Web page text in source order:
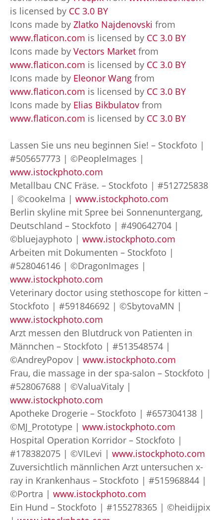
is licensed by CC 3.0 BY
Icons made by Zlatko Najdenovski from
www.flaticon.com is licensed by CC 3.0 BY
Icons made by Vectors Market from
www.flaticon.com is licensed by CC 3.0 BY
Icons made by Eleonor Wang from
www.flaticon.com is licensed by CC 3.0 BY
Icons made by Elias Bikbulatov from
www.flaticon.com is licensed by CC 3.0 BY
Lassen Sie uns neu beginnen Sie! – Stockfoto |
#505657773 | ©PeopleImages |
www.istockphoto.com
Metallbau CNC Fräse. – Stockfoto | #512725838
| ©cookelma | www.istockphoto.com
Berlin skyline mit Spree bei Sonnenuntergang,
Deutschland – Stockfoto | #490642704 |
©bluejayphoto | www.istockphoto.com
Arbeiten mit Dokumenten – Stockfoto |
#528046146 | ©DragonImages |
www.istockphoto.com
Veterinary doctor using stethoscope for kitten –
Stockfoto | #591846692 | ©SbytovaMN |
www.istockphoto.com
Arzt messen den Blutdruck von Patienten in
Männchen – Stockfoto | #513548574 |
©AndreyPopov | www.istockphoto.com
Frau, die massage in der spa-salon – Stockfoto |
#528067688 | ©ValuaVitaly |
www.istockphoto.com
Apotheke Drogerie – Stockfoto | #657304138 |
©MJ_Prototype | www.istockphoto.com
Hospital Operation Korridor – Stockfoto |
#178382075 | ©VILevi | www.istockphoto.com
Zuversichtlich männlichen Arzt untersuchen x-
ray in Krankenhaus – Stockfoto | #515968844 |
©Portra | www.istockphoto.com
Ein Hund – Stockfoto | #155278365 | ©heidijpix